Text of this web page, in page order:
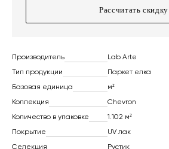
Рассчитать скидку
Производитель
Lab Arte
Тип продукции
Паркет елка
Базовая единица
м²
Коллекция
Chevron
Количество в упаковке
1.102 м²
Покрытие
UV лак
Селекция
Рустик